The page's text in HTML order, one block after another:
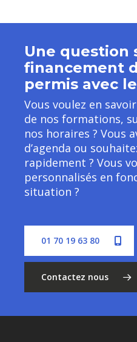
Une question
financement
permis avec le
Vous voulez en
de nos formations,
nos horaires ? Vous
d’agenda ou
rapidement ? Vous
personnalisés en
situation ?
01 70 19 63 80
Contactez nous